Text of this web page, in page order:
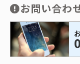
お問い合わ